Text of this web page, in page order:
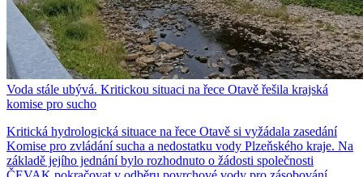
Voda stále ubývá. Kritickou situaci na řece Otavě řešila krajská
komise pro sucho
Kritická hydrologická situace na řece Otavě si vyžádala zasedání
Komise pro zvládání sucha a nedostatku vody Plzeňského kraje. Na
základě jejího jednání bylo rozhodnuto o žádosti společnosti